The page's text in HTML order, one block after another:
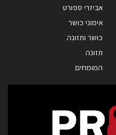
אביזרי ספורט
אימוני כושר
כושר ותזונה
תזונה
המומחים